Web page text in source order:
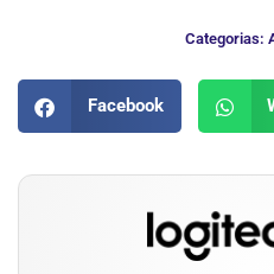
Categorias:
Facebook